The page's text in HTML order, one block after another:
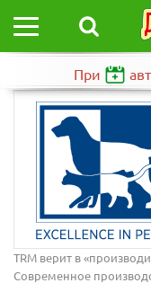
При
TRM верит в
Современное